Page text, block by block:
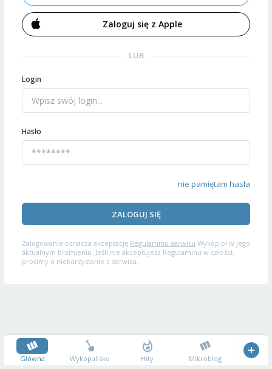
Zaloguj się z Apple
LUB
Login
Hasło
nie pamiętam hasła
ZALOGUJ SIĘ
Zalogowanie oznacza akceptację Regulaminu serwisu Wykop.pl w jego
aktualnym brzmieniu. Jeśli nie akceptujesz Regulaminu w całości,
prosimy o niekorzystanie z serwisu.
Główna Wykopalisko Hity Mikroblog